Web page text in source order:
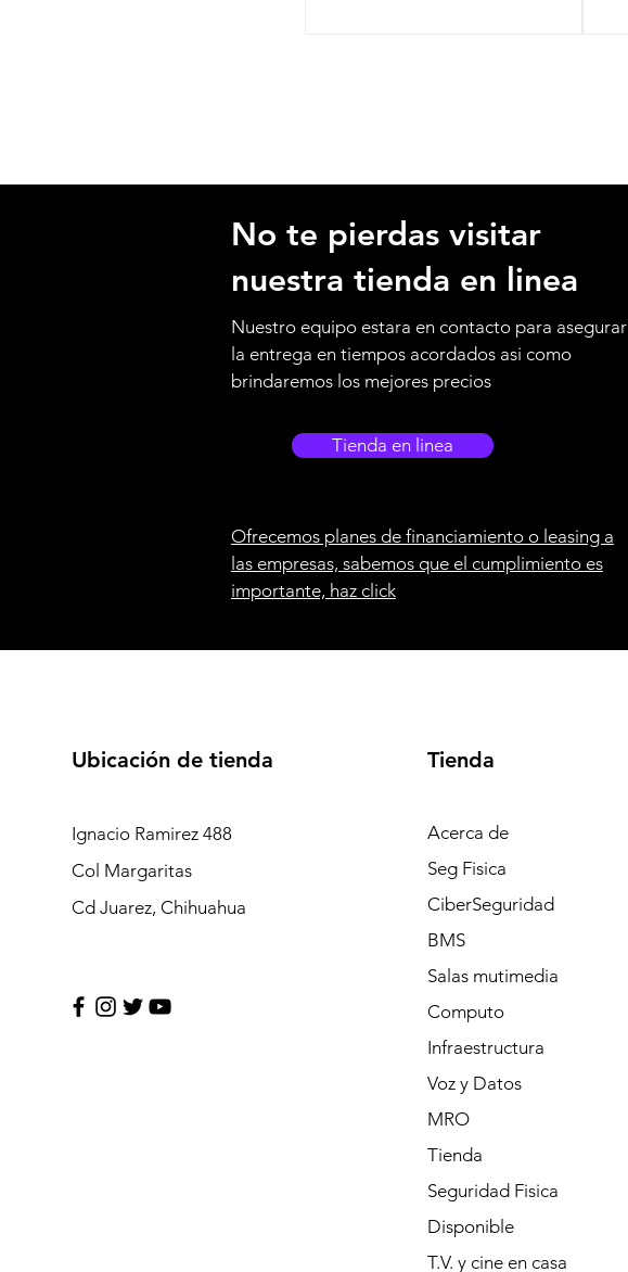
No te pierdas visitar
nuestra tienda en linea
Nuestro equipo estara en contacto para asegurar
la entrega en tiempos acordados asi como
brindaremos los mejores precios
Tienda en linea
Ofrecemos planes de financiamiento o leasing a
las empresas, sabemos que el cumplimiento es
importante, haz click
Ubicación de tienda
Ignacio Ramirez 488
Col Margaritas
Cd Juarez, Chihuahua
Tienda
Acerca de
Seg Fisica
CiberSeguridad
BMS
Salas mutimedia
Computo
Infraestructura
Voz y Datos
MRO
Tienda
Seguridad Fisica
Disponible
T.V. y cine en casa